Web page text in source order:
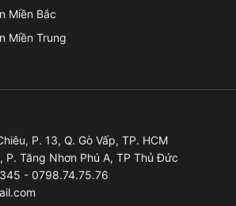
Miền Bắc
Miền Trung
P. 13, Q. Gò Vấp, TP. HCM
P. Tăng Nhơn Phú A, TP Thủ Đức
- 0798.74.75.76